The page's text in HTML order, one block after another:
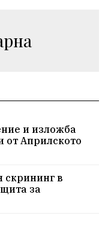
и изложба
от Априлското
скрининг в
за